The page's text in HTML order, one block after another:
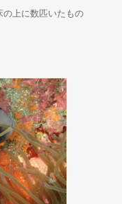
の上に数匹いたもの